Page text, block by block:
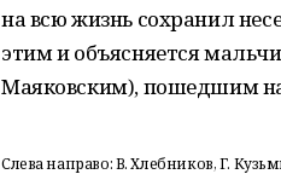
на всю жизнь сохранил
этим и объясняется
Маяковским), пошедшим
Слева направо: В. Хлебников, Г.